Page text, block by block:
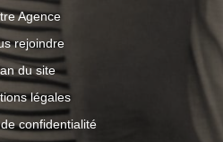
Agence
rejoindre
du site
légales
confidentialité